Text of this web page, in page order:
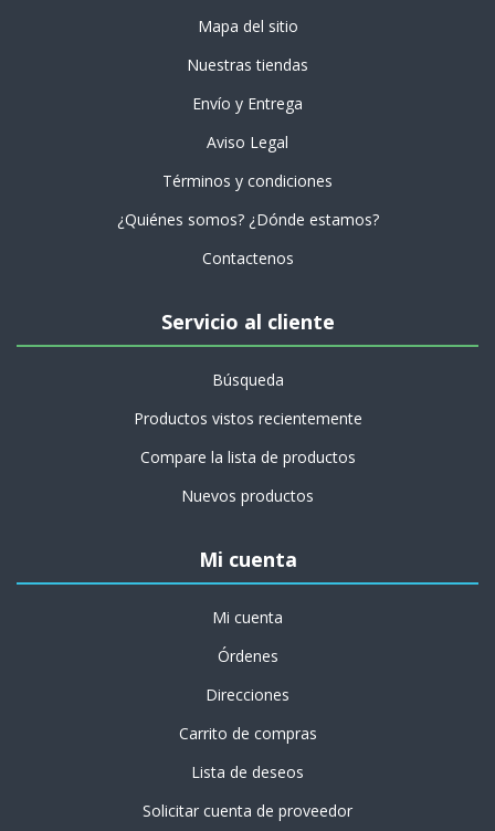
Mapa del sitio
Nuestras tiendas
Envío y Entrega
Aviso Legal
Términos y condiciones
¿Quiénes somos? ¿Dónde estamos?
Contactenos
Servicio al cliente
Búsqueda
Productos vistos recientemente
Compare la lista de productos
Nuevos productos
Mi cuenta
Mi cuenta
Órdenes
Direcciones
Carrito de compras
Lista de deseos
Solicitar cuenta de proveedor